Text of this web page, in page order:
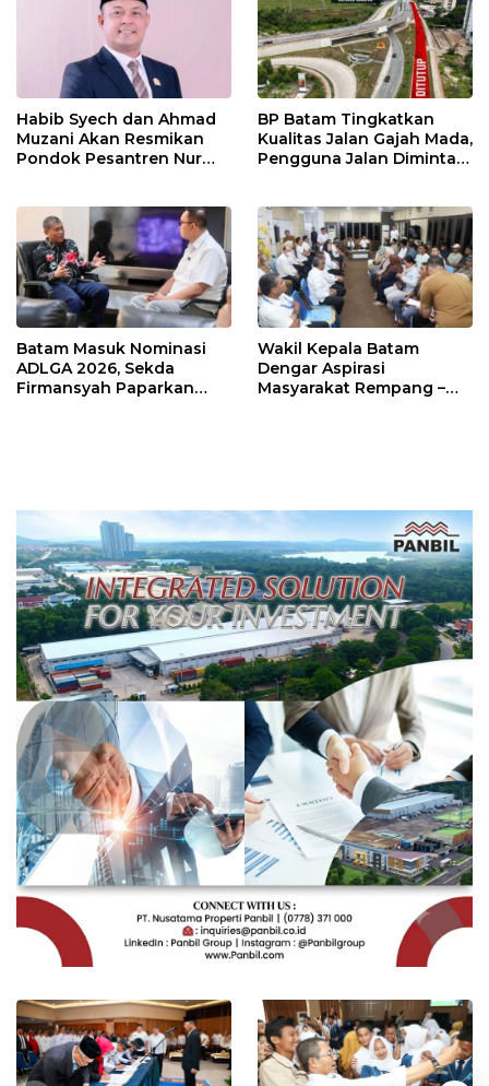
Habib Syech dan Ahmad
Muzani Akan Resmikan
Pondok Pesantren Nur
BP Batam Tingkatkan
Kualitas Jalan Gajah Mada,
Pengguna Jalan Diminta
Batam Masuk Nominasi
ADLGA 2026, Sekda
Firmansyah Paparkan
Wakil Kepala Batam
Dengar Aspirasi
Masyarakat Rempang –